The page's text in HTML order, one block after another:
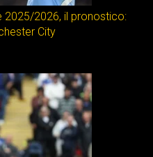
2025/2026, il pronostico:
City